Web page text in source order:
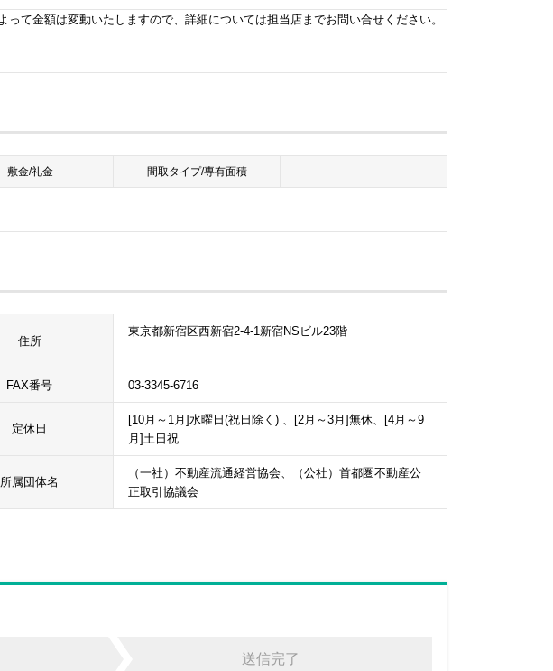
て金額は変動いたしますので、詳細については担当店までお問い合せください。
敷金/礼金 間取タイプ/専有面積
住所
東京都新宿区西新宿2-4-1新宿NSビル23階
FAX番号 03-3345-6716
定休日
[10月～1月]水曜日(祝日除く) 、[2月～3月]無休、[4月～9
月]土日祝
所属団体名
（一社）不動産流通経営協会、（公社）首都圏不動産公
正取引協議会
送信完了